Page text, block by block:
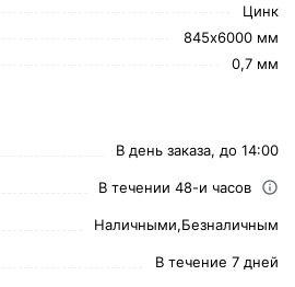
Цинк
845х6000 мм
0,7 мм
В день заказа, до 14:00
В течении 48-и часов
Наличными,Безналичным
В течение 7 дней